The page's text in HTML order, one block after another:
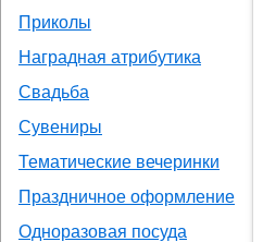
Приколы
Наградная атрибутика
Свадьба
Сувениры
Тематические вечеринки
Праздничное оформление
Одноразовая посуда